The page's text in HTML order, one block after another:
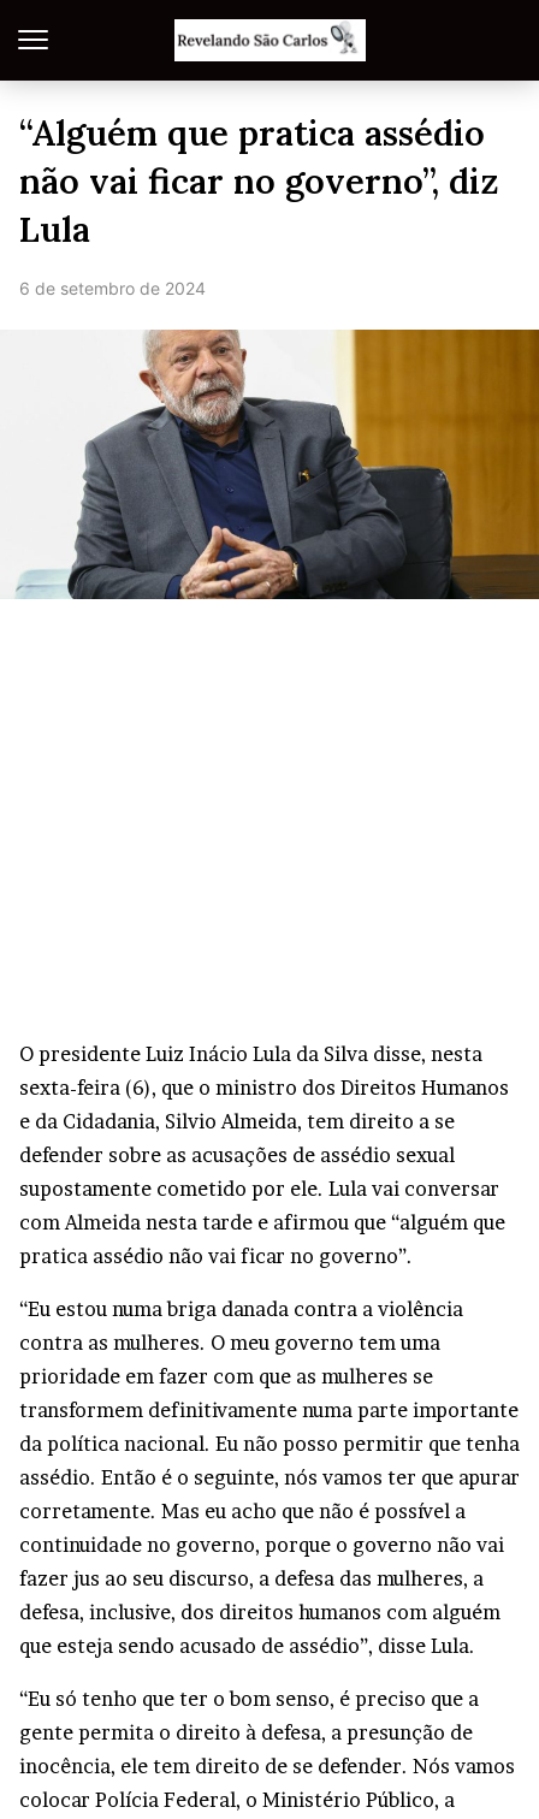
“Alguém que pratica assédio
não vai ficar no governo”, diz
Lula
6 de setembro de 2024
O presidente Luiz Inácio Lula da Silva disse, nesta
sexta-feira (6), que o ministro dos Direitos Humanos
e da Cidadania, Silvio Almeida, tem direito a se
defender sobre as acusações de assédio sexual
supostamente cometido por ele. Lula vai conversar
com Almeida nesta tarde e afirmou que “alguém que
pratica assédio não vai ficar no governo”.
“Eu estou numa briga danada contra a violência
contra as mulheres. O meu governo tem uma
prioridade em fazer com que as mulheres se
transformem definitivamente numa parte importante
da política nacional. Eu não posso permitir que tenha
assédio. Então é o seguinte, nós vamos ter que apurar
corretamente. Mas eu acho que não é possível a
continuidade no governo, porque o governo não vai
fazer jus ao seu discurso, a defesa das mulheres, a
defesa, inclusive, dos direitos humanos com alguém
que esteja sendo acusado de assédio”, disse Lula.
“Eu só tenho que ter o bom senso, é preciso que a
gente permita o direito à defesa, a presunção de
inocência, ele tem direito de se defender. Nós vamos
colocar Polícia Federal, o Ministério Público, a